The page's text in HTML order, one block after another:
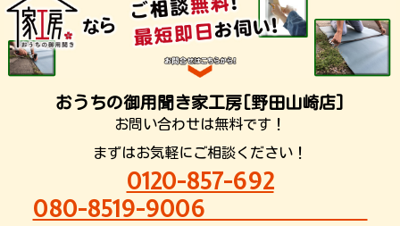
おうちの御用聞き家工房[野田山崎店]
お問い合わせは無料です！
まずはお気軽にご相談ください！
0120-857-692
080-8519-9006